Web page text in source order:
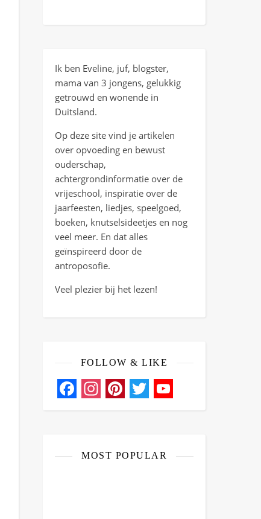
Ik ben Eveline, juf, blogster,
mama van 3 jongens, gelukkig
getrouwd en wonende in
Duitsland.
Op deze site vind je artikelen
over opvoeding en bewust
ouderschap,
achtergrondinformatie over de
vrijeschool, inspiratie over de
jaarfeesten, liedjes, speelgoed,
boeken, knutselsideetjes en nog
veel meer. En dat alles
geïnspireerd door de
antroposofie.
Veel plezier bij het lezen!
FOLLOW & LIKE
Facebook
Instagram
Pinterest
Twitter
YouTube
MOST POPULAR